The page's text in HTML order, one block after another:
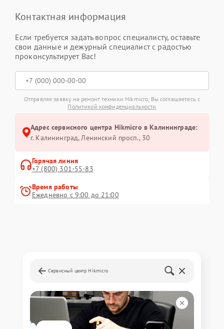
Контактная информация
Если требуется задать вопрос специалисту, оставьте
свои данные и дежурный специалист с радостью
проконсультирует Вас!
Отправляя заявку на ремонт техники Hikmicro, Вы соглашаетесь с
Политикой конфиденциальности
Адрес сервисного центра Hikmicro в Калининграде:
г. Калининград, Ленинский просп., 30
Горячая линия
+7 (800) 301-55-83
Время работы
Ежедневно с 9:00 до 21:00
Сервисный центр Hikmicro